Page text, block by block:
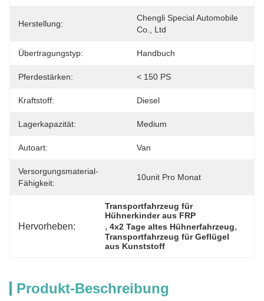
Herstellung:
Chengli Special Automobile
Co., Ltd
Übertragungstyp: Handbuch
Pferdestärken: < 150 PS
Kraftstoff: Diesel
Lagerkapazität: Medium
Autoart: Van
Versorgungsmaterial-
Fähigkeit:
10unit Pro Monat
Hervorheben:
Transportfahrzeug für
Hühnerkinder aus FRP
, 4x2 Tage altes Hühnerfahrzeug,
Transportfahrzeug für Geflügel
aus Kunststoff
Produkt-Beschreibung